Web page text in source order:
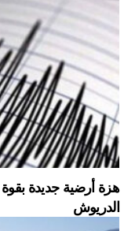
الدريوش